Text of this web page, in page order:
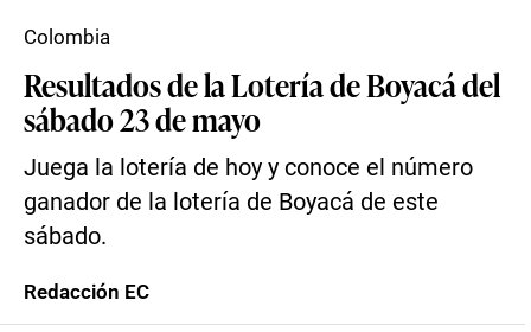
Resultados de la Lotería de Boyacá del
sábado 23 de mayo
Juega la lotería de hoy y conoce el número
ganador de la lotería de Boyacá de este
sábado.
Colombia
Redacción EC